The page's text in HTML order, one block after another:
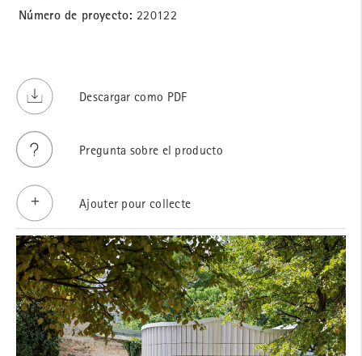
Número de proyecto: 220122
Descargar como PDF
Pregunta sobre el producto
Ajouter pour collecte